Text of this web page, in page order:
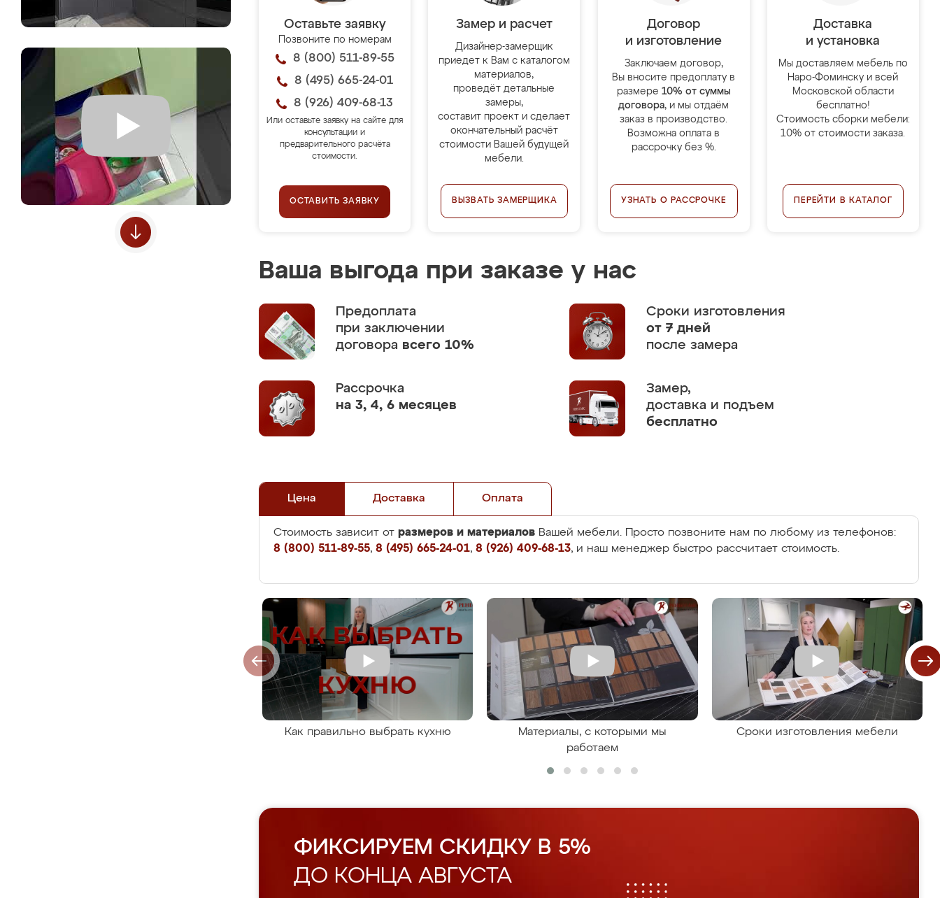
Оставьте заявку
Позвоните по номерам
8 (800) 511-89-55
8 (495) 665-24-01
8 (926) 409-68-13
Или оставьте заявку на сайте для
консультации и
предварительного расчёта
стоимости.
ОСТАВИТЬ ЗАЯВКУ
Замер и расчет
Дизайнер-замерщик
приедет к Вам с каталогом
материалов,
проведёт детальные
замеры,
составит проект и сделает
окончательный расчёт
стоимости Вашей будущей
мебели.
ВЫЗВАТЬ ЗАМЕРЩИКА
Договор
и изготовление
Заключаем договор,
Вы вносите предоплату в
размере 10% от суммы
договора, и мы отдаём
заказ в производство.
Возможна оплата в
рассрочку без %.
УЗНАТЬ О РАССРОЧКЕ
Доставка
и установка
Мы доставляем мебель по
Наро-Фоминску и всей
Московской области
бесплатно!
Стоимость сборки мебели:
10% от стоимости заказа.
ПЕРЕЙТИ В КАТАЛОГ
Ваша выгода при заказе у нас
Предоплата
при заключении
договора всего 10%
Сроки изготовления
от 7 дней
после замера
Рассрочка
на 3, 4, 6 месяцев
Замер,
доставка и подъем
бесплатно
Цена Доставка Оплата
Стоимость зависит от размеров и материалов Вашей мебели. Просто позвоните нам по любому из телефонов:
8 (800) 511-89-55, 8 (495) 665-24-01, 8 (926) 409-68-13, и наш менеджер быстро рассчитает стоимость.
Как правильно выбрать кухню
Материалы, с которыми мы
работаем
Сроки изготовления мебели
ФИКСИРУЕМ СКИДКУ В 5%
ДО КОНЦА АВГУСТА